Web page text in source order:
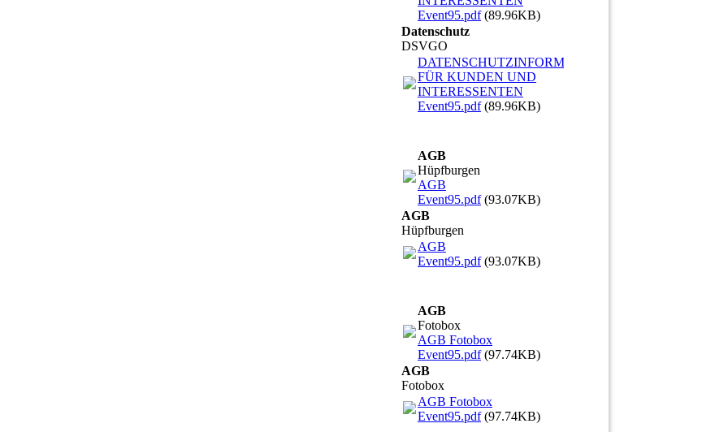
Event95.pdf(89.96KB)
Datenschutz
DSVGO
DATENSCHUTZINFORMATIONEN
FÜR KUNDEN UND
INTERESSENTEN
Event95.pdf(89.96KB)
AGB
Hüpfburgen
AGB
Event95.pdf(93.07KB)
AGB
Hüpfburgen
AGB
Event95.pdf(93.07KB)
AGB
Fotobox
AGB Fotobox
Event95.pdf(97.74KB)
AGB
Fotobox
AGB Fotobox
Event95.pdf(97.74KB)